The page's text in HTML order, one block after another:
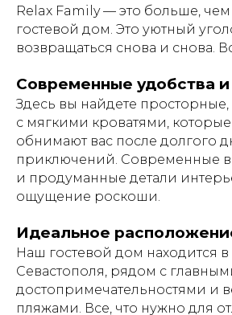
Relax Family — это больше,
гостевой дом. Это уютный
возвращаться снова и снова.
Современные удобства
Здесь вы найдете
с мягкими кроватями,
обнимают вас после долгого
приключений. Современные
и продуманные детали
ощущение роскоши.
Идеальное
Наш гостевой дом находится
Севастополя, рядом с
достопримечательностями и
пляжами. Все, что нужно для